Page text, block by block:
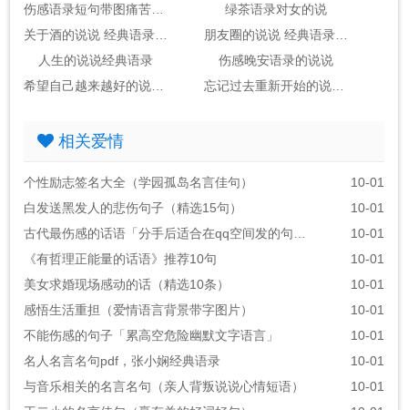
绿茶语录对女的说
人生的说说经典语录
伤感晚安语录的说说
相关爱情
个性励志签名大全（学园孤岛名言佳句）
10-01
白发送黑发人的悲伤句子（精选15句）
10-01
10-01
《有哲理正能量的话语》推荐10句
10-01
美女求婚现场感动的话（精选10条）
10-01
感悟生活重担（爱情语言背景带字图片）
10-01
不能伤感的句子「累高空危险幽默文字语言」
10-01
名人名言名句pdf，张小娴经典语录
10-01
与音乐相关的名言名句（亲人背叛说说心情短语）
10-01